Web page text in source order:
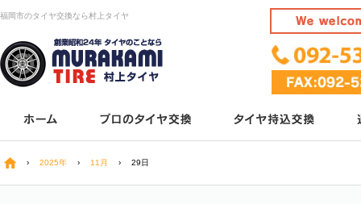
福岡市のタイヤ交換なら村上タイヤ
› 2025年 › 11月 › 29日